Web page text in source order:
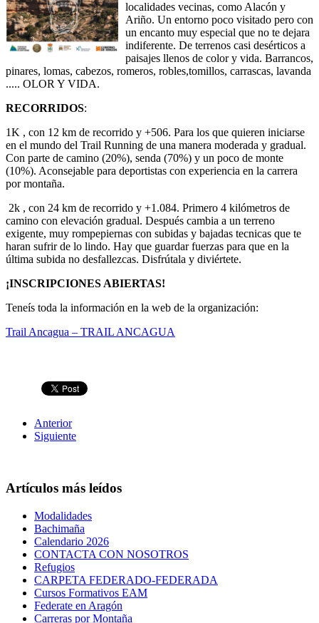
localidades vecinas, como Alacón y
Ariño. Un entorno poco visitado pero con
un encanto muy especial que no te dejara
indiferente. De terrenos casi desérticos a
paisajes llenos de color y vida. Barrancos,
pinares, lomas, cabezos, romeros, robles,tomillos, carrascas, lavanda
..... OLOR Y VIDA.
RECORRIDOS:
1K , con 12 km de recorrido y +506. Para los que quieren iniciarse
en el mundo del Trail Running de una manera moderada y gradual.
Con parte de camino (20%), senda (70%) y un poco de monte
(10%). Aconsejable para deportistas con experiencia en la carrera
por montaña.
2k , con 24 km de recorrido y +1.084. Primero 4 kilómetros de
camino con elevación gradual. Después cambia a un terreno
exigente, muy rompepiernas con subidas y bajadas tecnicas que te
haran sufrir de lo lindo. Hay que guardar fuerzas para que en la
última subida no desfallezcas. Disfrútala y diviértete.
¡INSCRIPCIONES ABIERTAS!
Teneís toda la información en la web de la organización:
Trail Ancagua – TRAIL ANCAGUA
Anterior
Siguiente
Artículos más leídos
Modalidades
Bachimaña
Calendario 2026
CONTACTA CON NOSOTROS
Refugios
CARPETA FEDERADO-FEDERADA
Cursos Formativos EAM
Federate en Aragón
Carreras por Montaña